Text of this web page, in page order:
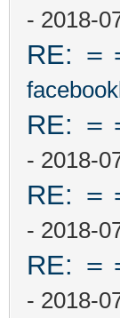
- 2018-
RE: ＝
RE: ＝
- 2018-
RE: ＝
- 2018-
RE: ＝
- 2018-